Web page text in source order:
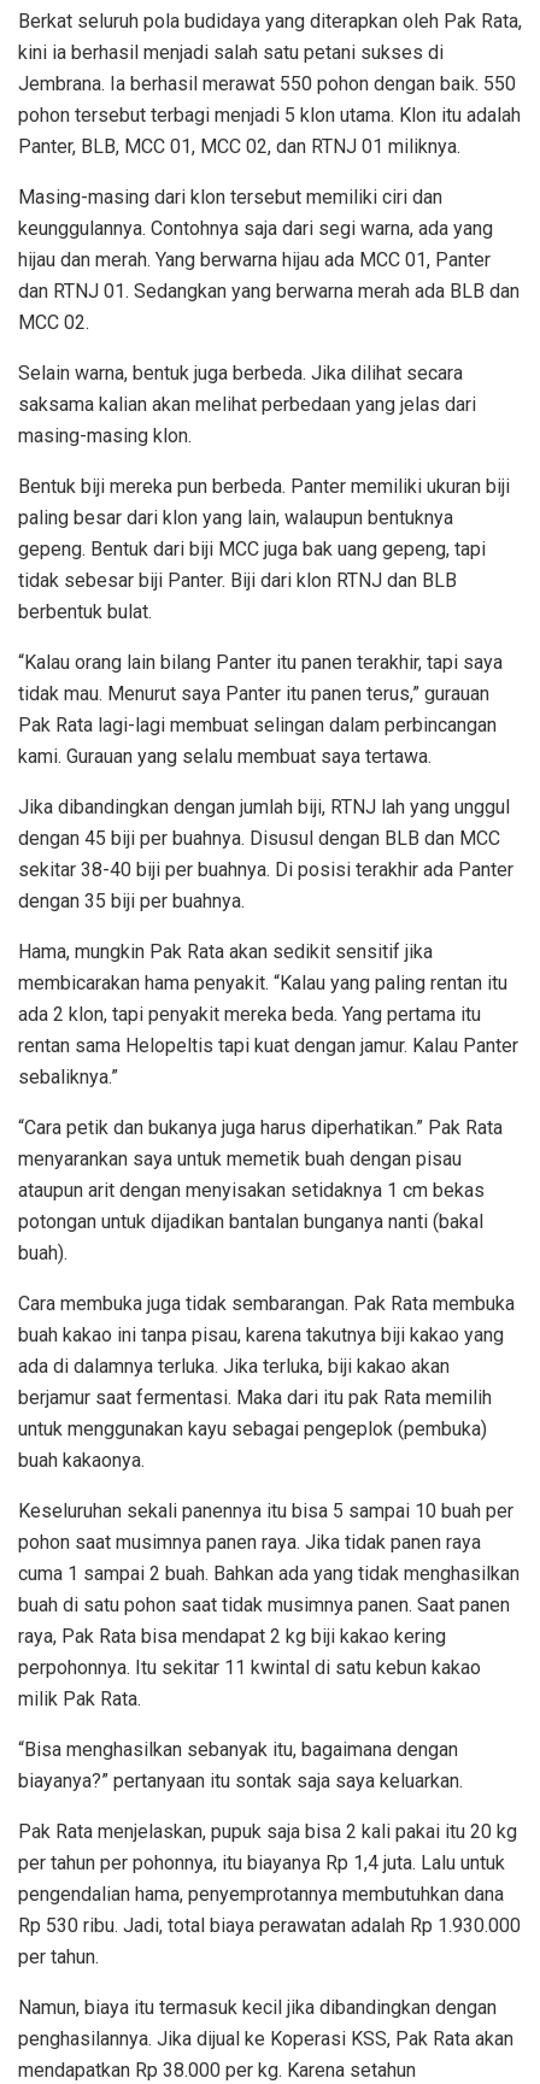
Berkat seluruh pola budidaya yang diterapkan oleh Pak Rata,
kini ia berhasil menjadi salah satu petani sukses di
Jembrana. Ia berhasil merawat 550 pohon dengan baik. 550
pohon tersebut terbagi menjadi 5 klon utama. Klon itu adalah
Panter, BLB, MCC 01, MCC 02, dan RTNJ 01 miliknya.
Masing-masing dari klon tersebut memiliki ciri dan
keunggulannya. Contohnya saja dari segi warna, ada yang
hijau dan merah. Yang berwarna hijau ada MCC 01, Panter
dan RTNJ 01. Sedangkan yang berwarna merah ada BLB dan
MCC 02.
Selain warna, bentuk juga berbeda. Jika dilihat secara
saksama kalian akan melihat perbedaan yang jelas dari
masing-masing klon.
Bentuk biji mereka pun berbeda. Panter memiliki ukuran biji
paling besar dari klon yang lain, walaupun bentuknya
gepeng. Bentuk dari biji MCC juga bak uang gepeng, tapi
tidak sebesar biji Panter. Biji dari klon RTNJ dan BLB
berbentuk bulat.
“Kalau orang lain bilang Panter itu panen terakhir, tapi saya
tidak mau. Menurut saya Panter itu panen terus,” gurauan
Pak Rata lagi-lagi membuat selingan dalam perbincangan
kami. Gurauan yang selalu membuat saya tertawa.
Jika dibandingkan dengan jumlah biji, RTNJ lah yang unggul
dengan 45 biji per buahnya. Disusul dengan BLB dan MCC
sekitar 38-40 biji per buahnya. Di posisi terakhir ada Panter
dengan 35 biji per buahnya.
Hama, mungkin Pak Rata akan sedikit sensitif jika
membicarakan hama penyakit. “Kalau yang paling rentan itu
ada 2 klon, tapi penyakit mereka beda. Yang pertama itu
rentan sama Helopeltis tapi kuat dengan jamur. Kalau Panter
sebaliknya.”
“Cara petik dan bukanya juga harus diperhatikan.” Pak Rata
menyarankan saya untuk memetik buah dengan pisau
ataupun arit dengan menyisakan setidaknya 1 cm bekas
potongan untuk dijadikan bantalan bunganya nanti (bakal
buah).
Cara membuka juga tidak sembarangan. Pak Rata membuka
buah kakao ini tanpa pisau, karena takutnya biji kakao yang
ada di dalamnya terluka. Jika terluka, biji kakao akan
berjamur saat fermentasi. Maka dari itu pak Rata memilih
untuk menggunakan kayu sebagai pengeplok (pembuka)
buah kakaonya.
Keseluruhan sekali panennya itu bisa 5 sampai 10 buah per
pohon saat musimnya panen raya. Jika tidak panen raya
cuma 1 sampai 2 buah. Bahkan ada yang tidak menghasilkan
buah di satu pohon saat tidak musimnya panen. Saat panen
raya, Pak Rata bisa mendapat 2 kg biji kakao kering
perpohonnya. Itu sekitar 11 kwintal di satu kebun kakao
milik Pak Rata.
“Bisa menghasilkan sebanyak itu, bagaimana dengan
biayanya?” pertanyaan itu sontak saja saya keluarkan.
Pak Rata menjelaskan, pupuk saja bisa 2 kali pakai itu 20 kg
per tahun per pohonnya, itu biayanya Rp 1,4 juta. Lalu untuk
pengendalian hama, penyemprotannya membutuhkan dana
Rp 530 ribu. Jadi, total biaya perawatan adalah Rp 1.930.000
per tahun.
Namun, biaya itu termasuk kecil jika dibandingkan dengan
penghasilannya. Jika dijual ke Koperasi KSS, Pak Rata akan
mendapatkan Rp 38.000 per kg. Karena setahun